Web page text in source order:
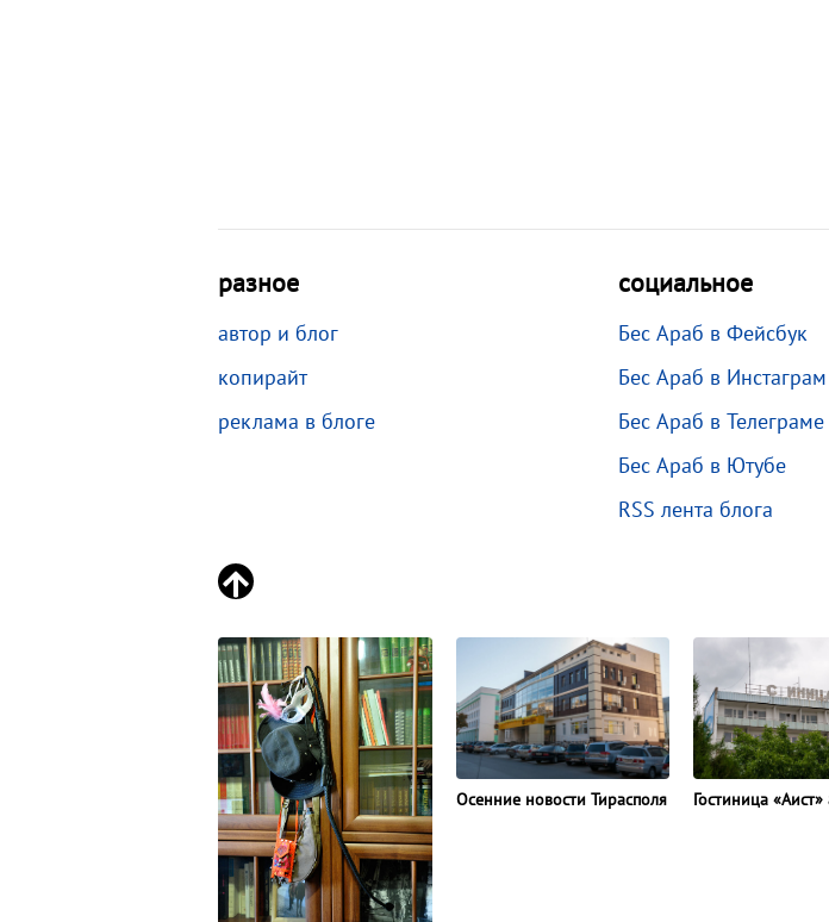
разное
автор и блог
копирайт
реклама в блоге
социальное
Бес Араб в Фейсбук
Бес Араб в Инстаграм
Бес Араб в Телеграме
Бес Араб в Ютубе
RSS лента блога
Осенние новости Тирасполя Гостиница